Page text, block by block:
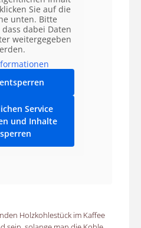
Sie auf die
unten. Bitte
dabei Daten
weitergegeben
Service
und Inhalte
Holzkohlestück im Kaffee